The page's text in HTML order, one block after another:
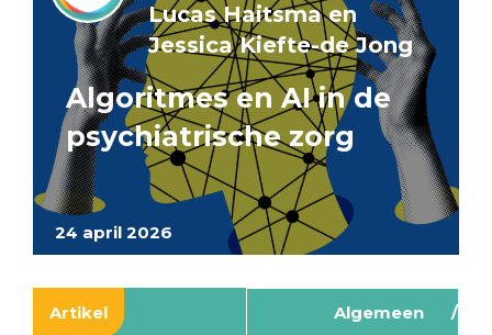
24 april 2026
Lucas Haitsma en
Jessica Kiefte-de Jong
Algoritmes en AI in de
psychiatrische zorg
Artikel Algemeen